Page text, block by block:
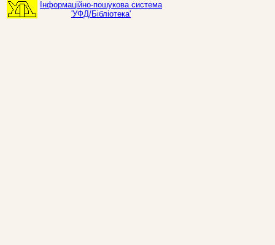
Інформаційно-пошукова система
'УФД/Бібліотека'